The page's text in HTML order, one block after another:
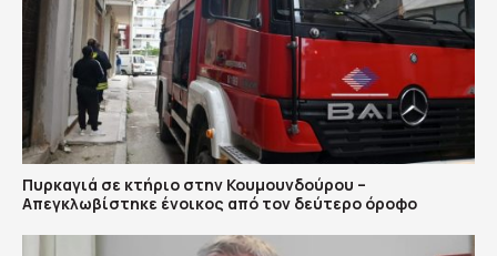
Πυρκαγιά σε κτήριο στην Κουμουνδούρου –
Απεγκλωβίστηκε ένοικος από τον δεύτερο όροφο